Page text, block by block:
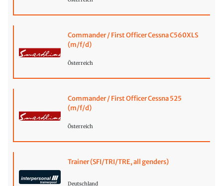
Commander / First Officer Cessna C560XLS
(m/f/d)
Österreich
Commander / First Officer Cessna 525
(m/f/d)
Österreich
Trainer (SFI/TRI/TRE, all genders)
Deutschland